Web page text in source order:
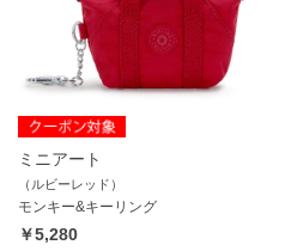
ミニアート
（ルビーレッド）
モンキー&キーリング
￥5,280